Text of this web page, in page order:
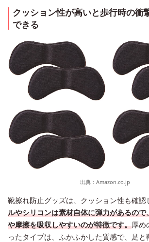
クッション性が高いと歩行時の衝
できる
出典： Amazon.co.jp
靴擦れ防止グッズは、クッション性も確認
ルやシリコンは素材自体に弾力があるので
や摩擦を吸収しやすいのが特徴です。厚め
ったタイプは、ふかふかした質感で、足